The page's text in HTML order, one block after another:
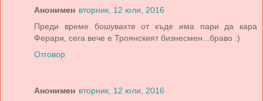
Анонимен вторник, 12 юли, 2016
Преди време бошувахте от къде има пари да кара
Ферари, сега вече е Троянският бизнесмен...браво :)
Отговор
Анонимен вторник, 12 юли, 2016